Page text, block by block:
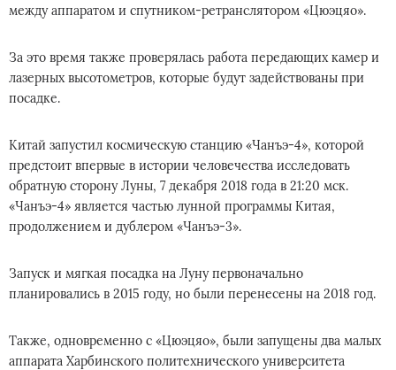
между аппаратом и спутником-ретранслятором «Цюэцяо».
За это время также проверялась работа передающих камер и
лазерных высотометров, которые будут задействованы при
посадке.
Китай запустил космическую станцию «Чанъэ-4», которой
предстоит впервые в истории человечества исследовать
обратную сторону Луны, 7 декабря 2018 года в 21:20 мск.
«Чанъэ-4» является частью лунной программы Китая,
продолжением и дублером «Чанъэ-3».
Запуск и мягкая посадка на Луну первоначально
планировались в 2015 году, но были перенесены на 2018 год.
Также, одновременно с «Цюэцяо», были запущены два малых
аппарата Харбинского политехнического университета